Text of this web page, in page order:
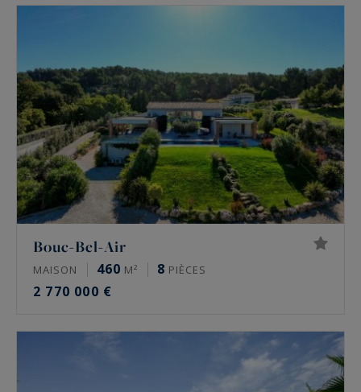
provence.
Bouc-Bel-Air
MAISON 460 M² 8 PIÈCES
2 770 000 €